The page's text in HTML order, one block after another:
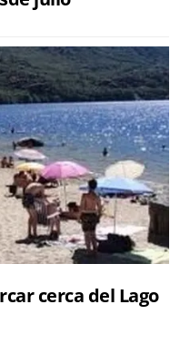
cerca del Lago